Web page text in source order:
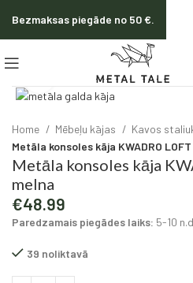
Click to enlarge
Home Mēbeļu kājas
Kavos
Metāla konsoles kāja KWADRO
Metāla konsoles kāja
melna
€48.99
Paredzamais piegādes laiks: 5-10
39 noliktavā
Bezmaksas piegāde no 50 €.